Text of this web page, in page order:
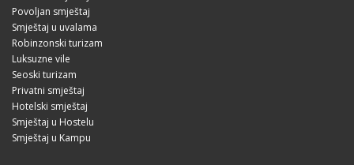
Povoljan smještaj
Smještaj u uvalama
Robinzonski turizam
Luksuzne vile
Seoski turizam
Privatni smještaj
Hotelski smještaj
Smještaj u Hostelu
Smještaj u Kampu